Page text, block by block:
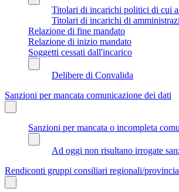
Titolari di incarichi politici di cui
Titolari di incarichi di
Relazione di fine mandato
Relazione di inizio mandato
Soggetti cessati dall'incarico
Delibere di Convalida
Sanzioni per mancata comunicazione dei dati
Sanzioni per mancata o incompleta
Ad oggi non risultano irrogate
Rendiconti gruppi consiliari regionali/